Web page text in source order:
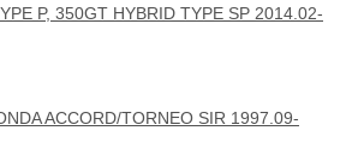
P, 350GT HYBRID TYPE SP 2014.02-